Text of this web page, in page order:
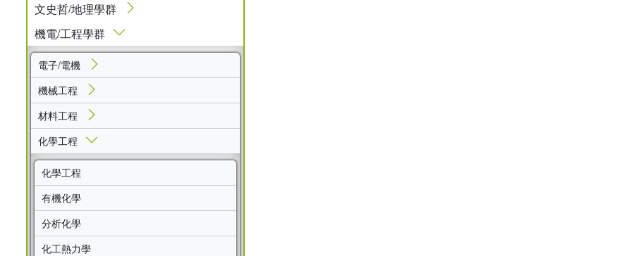
文史哲/地理學群
機電/工程學群
電子/電機
機械工程
材料工程
化學工程
化學工程
有機化學
分析化學
化工熱力學